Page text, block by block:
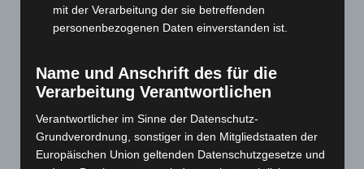
Juni 2023(142)
Mai 2023
April 2023
März 2023(174)
Februar 2023 (154)
Januar 2023(140)
Dezember 2022(130)
mit der Verarbeitung der sie betreffenden
personenbezogenen Daten einverstanden ist.
Name und Anschrift des für die
Verarbeitung Verantwortlichen
Verantwortlicher im Sinne der Datenschutz-
Grundverordnung, sonstiger in den Mitgliedstaaten der
Europäischen Union geltenden Datenschutzgesetze und